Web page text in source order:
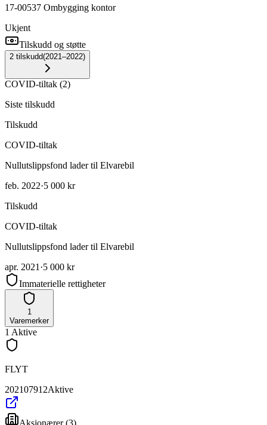
17-00537 Ombygging kontor
Ukjent
Tilskudd og støtte
2 tilskudd(2021–2022)
COVID-tiltak (2)
Siste tilskudd
Tilskudd
COVID-tiltak
Nullutslippsfond lader til Elvarebil
feb. 2022·5 000 kr
Tilskudd
COVID-tiltak
Nullutslippsfond lader til Elvarebil
apr. 2021 ·5 000 kr
Immaterielle rettigheter
1
Varemerker
1 Aktive
FLYT
202107912Aktive
Aksjonærer(3)